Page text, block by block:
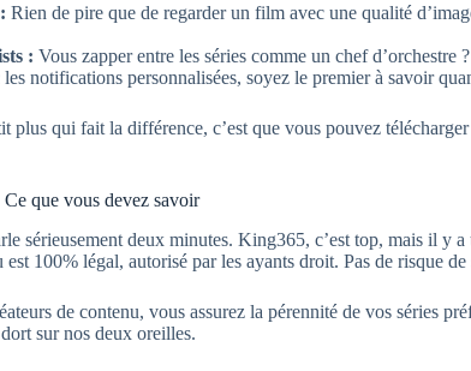
Rien de pire que de regarder un film avec une qualité
: Vous zapper entre les séries comme un chef
notifications personnalisées, soyez le premier à savoir
plus qui fait la différence, c’est que vous pouvez
que vous devez savoir
sérieusement deux minutes. King365, c’est top, mais il y
est 100% légal, autorisé par les ayants droit. Pas de risque
de contenu, vous assurez la pérennité de vos séries
sur nos deux oreilles.